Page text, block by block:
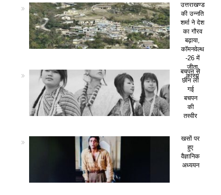
उत्तराखण्ड
की उन्नति
शर्मा ने देश
का गौरव
बढ़ाया,
कॉमनवेल्थ
-26 में
जीता
कांस्य
बचपन से
छीन ली
गई
बचपन
की
तस्वीर
खसों पर
हुए
वैज्ञानिक
अध्ययन